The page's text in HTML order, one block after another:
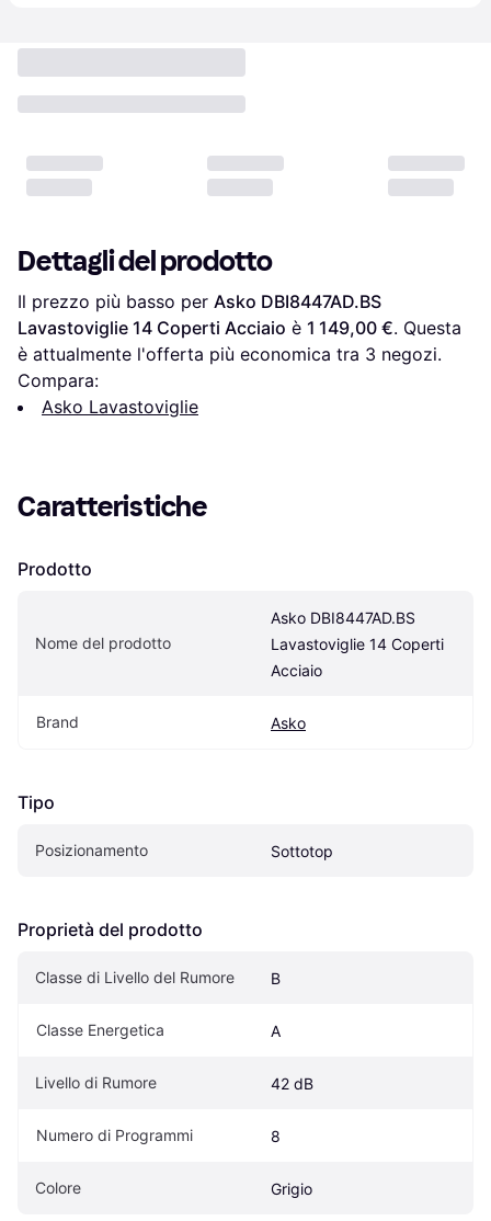
Dettagli del prodotto
Il prezzo più basso per Asko DBI8447AD.BS
Lavastoviglie 14 Coperti Acciaio è 1 149,00 €. Questa
è attualmente l'offerta più economica tra 3 negozi.
Compara:
Asko Lavastoviglie
Caratteristiche
Prodotto
Nome del prodotto
Asko DBI8447AD.BS
Lavastoviglie 14 Coperti
Acciaio
Brand Asko
Tipo
Posizionamento Sottotop
Proprietà del prodotto
Classe di Livello del Rumore B
Classe Energetica A
Livello di Rumore 42 dB
Numero di Programmi 8
Colore Grigio